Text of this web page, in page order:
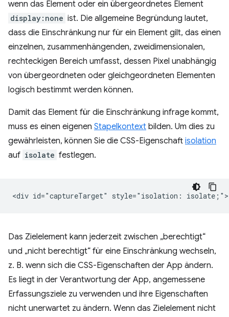
wenn das Element oder ein übergeordnetes Element
display:none ist. Die allgemeine Begründung lautet,
dass die Einschränkung nur für ein Element gilt, das einen
einzelnen, zusammenhängenden, zweidimensionalen,
rechteckigen Bereich umfasst, dessen Pixel unabhängig
von übergeordneten oder gleichgeordneten Elementen
logisch bestimmt werden können.
Damit das Element für die Einschränkung infrage kommt,
muss es einen eigenen Stapelkontext bilden. Um dies zu
gewährleisten, können Sie die CSS-Eigenschaft isolation
auf isolate festlegen.
Das Zielelement kann jederzeit zwischen „berechtigt“
und „nicht berechtigt“ für eine Einschränkung wechseln,
z. B. wenn sich die CSS-Eigenschaften der App ändern.
Es liegt in der Verantwortung der App, angemessene
Erfassungsziele zu verwenden und ihre Eigenschaften
nicht unerwartet zu ändern. Wenn das Zielelement nicht